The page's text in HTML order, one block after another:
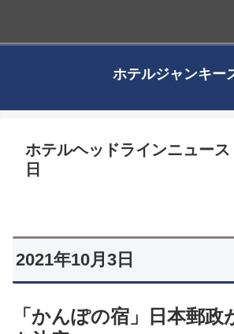
ホテルジャンキー
ホテルヘッドラインニュー
日
2021年10月3日
「かんぽの宿」日本郵